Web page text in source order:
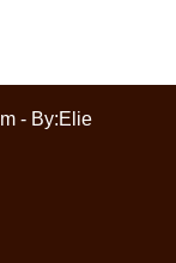
- By:Elie